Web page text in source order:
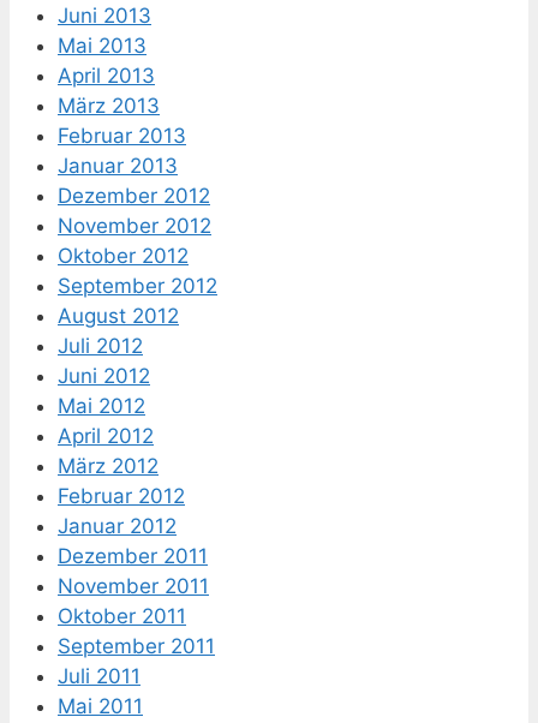
Juni 2013
Mai 2013
April 2013
März 2013
Februar 2013
Januar 2013
Dezember 2012
November 2012
Oktober 2012
September 2012
August 2012
Juli 2012
Juni 2012
Mai 2012
April 2012
März 2012
Februar 2012
Januar 2012
Dezember 2011
November 2011
Oktober 2011
September 2011
Juli 2011
Mai 2011